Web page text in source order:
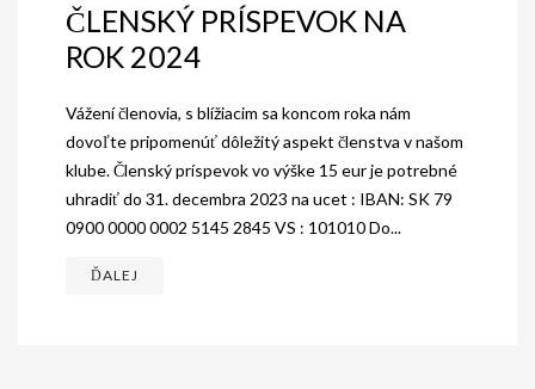
ČLENSKÝ PRÍSPEVOK NA
ROK 2024
Vážení členovia, s blížiacim sa koncom roka nám
dovoľte pripomenúť dôležitý aspekt členstva v našom
klube. Členský príspevok vo výške 15 eur je potrebné
uhradiť do 31. decembra 2023 na ucet : IBAN: SK 79
0900 0000 0002 5145 2845 VS : 101010 Do...
ĎALEJ